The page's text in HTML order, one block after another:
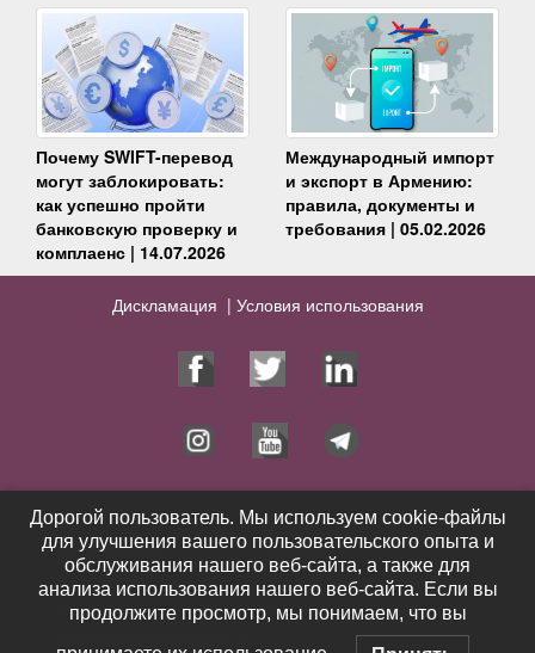
Почему SWIFT-перевод
могут заблокировать:
как успешно пройти
банковскую проверку и
комплаенс | 14.07.2026
Международный импорт
и экспорт в Армению:
правила, документы и
требования | 05.02.2026
Дискламация | Условия использования
Юрист
Услуги
Публикации
Видео
Контакты
Выигранные дела
Новости
Отзывы
Дорогой пользователь. Мы используем cookie-файлы
для улучшения вашего пользовательского опыта и
обслуживания нашего веб-сайта, а также для
анализа использования нашего веб-сайта. Если вы
продолжите просмотр, мы понимаем, что вы
Дорогой пользователь. Мы используем cookie-файлы
для улучшения вашего пользовательского опыта и
обслуживания нашего веб-сайта, а также для
анализа использования нашего веб-сайта. Если вы
продолжите просмотр, мы понимаем, что вы